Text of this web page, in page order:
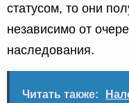
статусом, то они
независимо от
наследования.
Читать также: